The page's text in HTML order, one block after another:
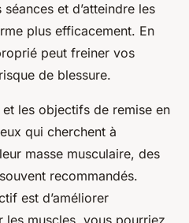
et d’atteindre les
plus efficacement. En
peut freiner vos
de blessure.
les objectifs de remise en
qui cherchent à
masse musculaire, des
recommandés.
est d’améliorer